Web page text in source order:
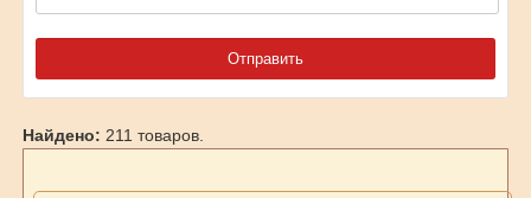
Найдено: 211 товаров.